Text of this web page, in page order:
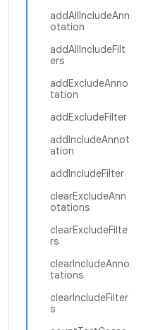
addAllIncludeAnn
otation
addAllIncludeFilt
ers
addExcludeAnno
tation
addExcludeFilter
addIncludeAnnot
ation
addIncludeFilter
clearExcludeAnn
otations
clearExcludeFilte
rs
clearIncludeAnno
tations
clearIncludeFilter
s